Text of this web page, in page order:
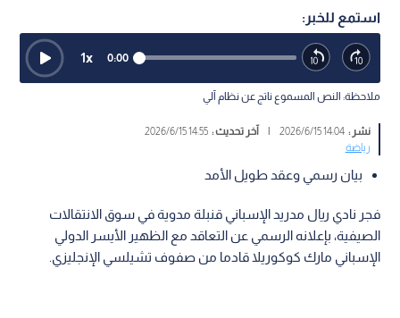
استمع للخبر:
0:00
1x
ملاحظة: النص المسموع ناتج عن نظام آلي
نشر :14:04 2026/6/15
| آخر تحديث :14:55 2026/6/15
رياضة
بيان رسمي وعقد طويل الأمد
فجر نادي ريال مدريد الإسباني قنبلة مدوية في سوق الانتقالات
الصيفية، بإعلانه الرسمي عن التعاقد مع الظهير الأيسر الدولي
الإسباني مارك كوكوريلا​ قادما من صفوف تشيلسي الإنجليزي.